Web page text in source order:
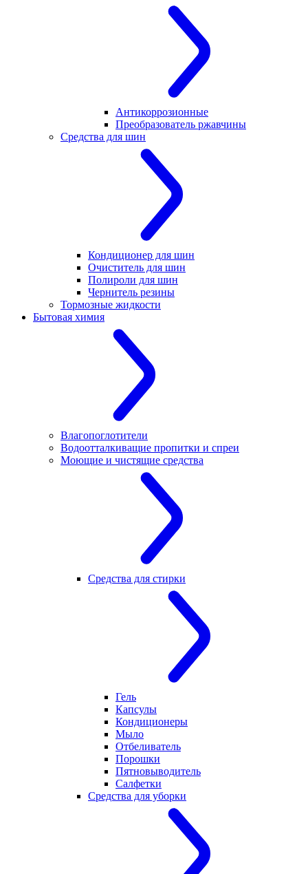
Антикоррозионные
Преобразователь ржавчины
Средства для шин
Кондиционер для шин
Очиститель для шин
Полироли для шин
Чернитель резины
Тормозные жидкости
Бытовая химия
Влагопоглотители
Водоотталкиващие пропитки и спреи
Моющие и чистящие средства
Средства для стирки
Гель
Капсулы
Кондиционеры
Мыло
Отбеливатель
Порошки
Пятновыводитель
Салфетки
Средства для уборки